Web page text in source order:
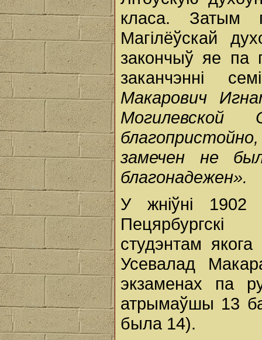
класа. Затым
Магілёўскай
закончыў яе па
заканчэнні
Макарович
замечен не
благонадежен».
У жніўні 1902
Пецярбургскі
студэнтам
Усевалад
экзаменах па
атрымаўшы 13
была 14).